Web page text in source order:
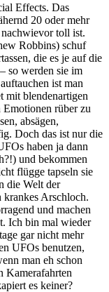
Effects. Das
20 oder mehr
nachwievor toll ist.
Robbins) schuf
die es je auf die
so werden sie im
ist man
mit blendenartigen
Emotionen rüber zu
absägen,
Doch das ist nur die
haben ja dann
und bekommen
flügge tapseln sie
die Welt der
Arschloch.
und machen
Ich bin mal wieder
gar nicht mehr
UFOs benutzen,
man eh schon
Kamerafahrten
es keiner?